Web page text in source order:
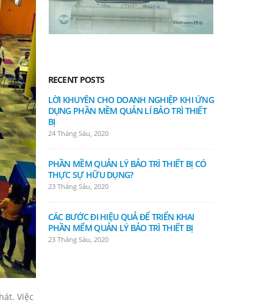
Việc
RECENT POSTS
LỜI KHUYÊN CHO DOANH NGHIỆP KHI ỨNG
DỤNG PHẦN MỀM QUẢN LÍ BẢO TRÌ THIẾT
BỊ
24 Tháng Sáu, 2020
PHẦN MỀM QUẢN LÝ BẢO TRÌ THIẾT BỊ CÓ
THỰC SỰ HỮU DỤNG?
23 Tháng Sáu, 2020
CÁC BƯỚC ĐI HIỆU QUẢ ĐỂ TRIỂN KHAI
PHẦN MẾM QUẢN LÝ BẢO TRÌ THIẾT BỊ
23 Tháng Sáu, 2020